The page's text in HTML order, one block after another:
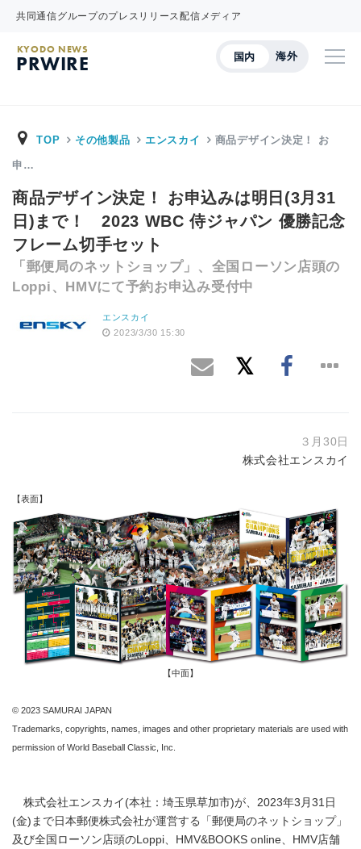
共同通信グループのプレスリリース配信メディア
国内 海外
KYODO NEWS
PRWIRE
TOP その他製品 エンスカイ 商品デザイン決定！ お
申…
商品デザイン決定！ お申込みは明日(3月31
日)まで！ 2023 WBC 侍ジャパン 優勝記念
フレーム切手セット
「郵便局のネットショップ」、全国ローソン店頭の
Loppi、HMVにて予約お申込み受付中
エンスカイ
2023/3/30 15:30
３月30日
株式会社エンスカイ
【表面】
【中面】
© 2023 SAMURAI JAPAN
Trademarks, copyrights, names, images and other proprietary materials are used with
permission of World Baseball Classic, Inc.
株式会社エンスカイ(本社：埼玉県草加市)が、2023年3月31日
(金)まで日本郵便株式会社が運営する「郵便局のネットショップ」
及び全国ローソン店頭のLoppi、HMV&BOOKS online、HMV店舗